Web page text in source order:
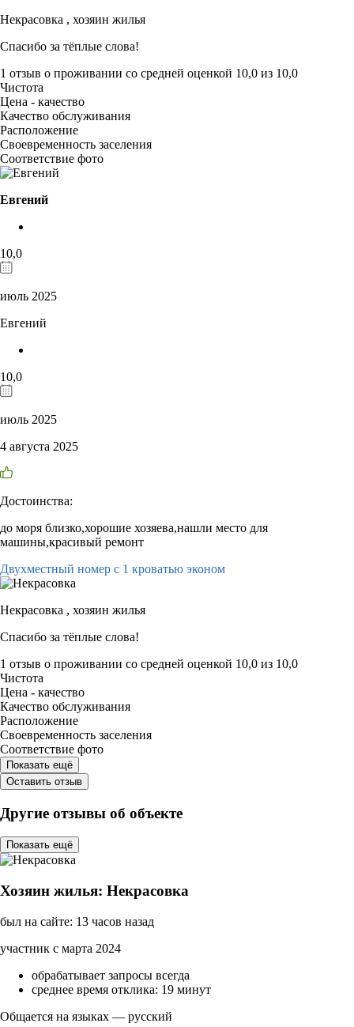
Некрасовка , хозяин жилья
Спасибо за тёплые слова!
1 отзыв о проживании со средней оценкой 10,0 из 10,0
Чистота
Цена - качество
Качество обслуживания
Расположение
Своевременность заселения
Соответствие фото
Евгений
10,0
июль 2025
Евгений
10,0
июль 2025
4 августа 2025
Достоинства:
до моря близко,хорошие хозяева,нашли место для
машины,красивый ремонт
Двухместный номер с 1 кроватью эконом
Некрасовка , хозяин жилья
Спасибо за тёплые слова!
1 отзыв о проживании со средней оценкой 10,0 из 10,0
Чистота
Цена - качество
Качество обслуживания
Расположение
Своевременность заселения
Соответствие фото
Показать ещё
Оставить отзыв
Другие отзывы об объекте
Показать ещё
Хозяин жилья: Некрасовка
был на сайте: 13 часов назад
участник с марта 2024
обрабатывает запросы всегда
среднее время отклика: 19 минут
Общается на языках — русский